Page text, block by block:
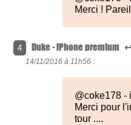
Merci !
4 Duke - iPhone premium
14/11/2016 à 11h56 :
@coke178 -
Merci pour
tour ....